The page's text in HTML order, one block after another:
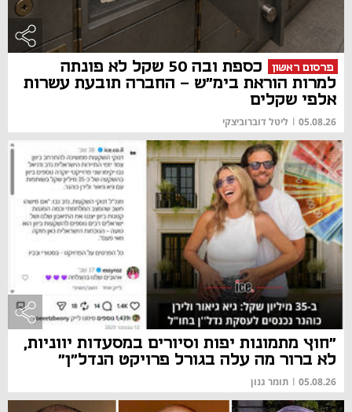
פרסום ראשון
כספת ובה 50 שקל לא פונתה
למרות הוראת בימ"ש - החברה תובעת עשרות
אלפי שקלים
05.08.26
| ליטל דוברוביצקי
"חוץ מתמונות יפות וסיורים במסעדות יווניות,
לא ברור מה עלה בגורל פרויקט הנדל"ן"
05.08.26
| תומר גנון